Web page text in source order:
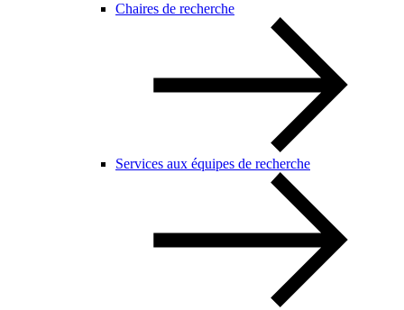
Chaires de recherche
Services aux équipes de recherche